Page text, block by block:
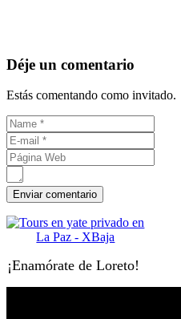
Déje un comentario
Estás comentando como invitado.
¡Enamórate de Loreto!